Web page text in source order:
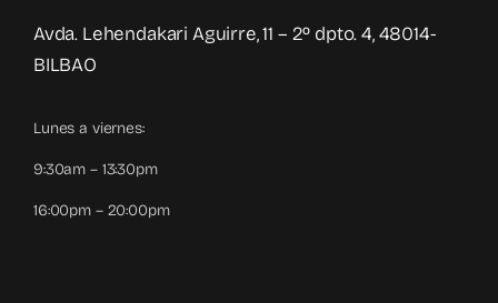
Avda. Lehendakari Aguirre, 11 – 2º dpto. 4, 48014-
BILBAO
Lunes a viernes:
9:30am – 13:30pm
16:00pm – 20:00pm